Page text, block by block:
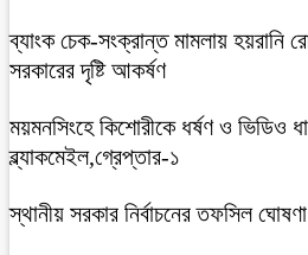
ব্যাংক চেক-সংক্রান্ত মামলায় হয়রানি
সরকারের দৃষ্টি আকর্ষণ
ময়মনসিংহে কিশোরীকে ধর্ষণ ও ভিডিও
ব্ল্যাকমেইল,গ্রেপ্তার-১
স্থানীয় সরকার নির্বাচনের তফসিল